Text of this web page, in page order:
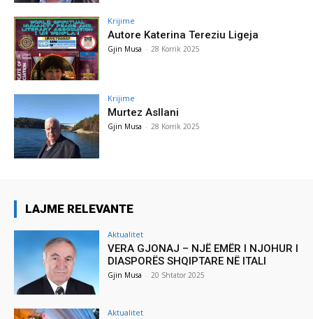
Krijime
Autore Katerina Tereziu Ligeja
Gjin Musa - 28 Korrik 2025
Krijime
Murtez Asllani
Gjin Musa - 28 Korrik 2025
LAJME RELEVANTE
Aktualitet
VERA GJONAJ – NJË EMËR I NJOHUR I
DIASPORËS SHQIPTARE NË ITALI
Gjin Musa - 20 Shtator 2025
Aktualitet